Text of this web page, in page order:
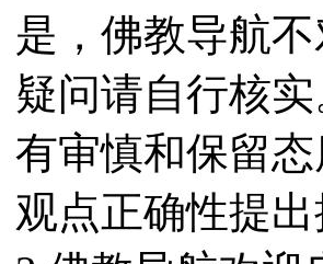
是，佛教导航
疑问请自行核
有审慎和保留
观点正确性提出